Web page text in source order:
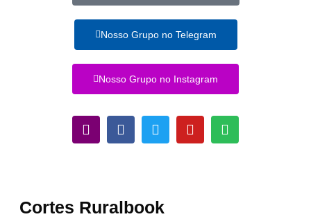
Nosso Grupo no Telegram
Nosso Grupo no Instagram
Cortes Ruralbook